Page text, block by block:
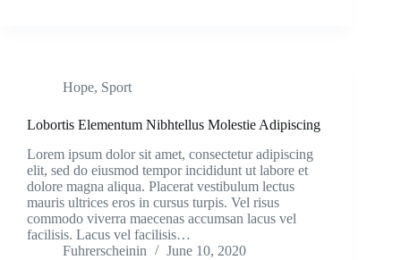
Hope, Sport
Lobortis Elementum Nibhtellus Molestie Adipiscing
Lorem ipsum dolor sit amet, consectetur adipiscing
elit, sed do eiusmod tempor incididunt ut labore et
dolore magna aliqua. Placerat vestibulum lectus
mauris ultrices eros in cursus turpis. Vel risus
commodo viverra maecenas accumsan lacus vel
facilisis. Lacus vel facilisis…
Fuhrerscheinin
June 10, 2020